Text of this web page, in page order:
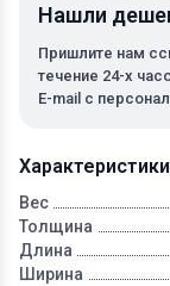
Характеристики
Вес
Толщина
Длина
Ширина
Нашли
Пришлите нам
течение 24-х
E-mail с